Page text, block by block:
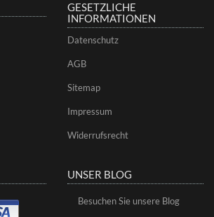
GESETZLICHE
INFORMATIONEN
Datenschutz
AGB
Sitemap
Impressum
Widerrufsrecht
UNSER BLOG
Besuchen Sie unsere Blog